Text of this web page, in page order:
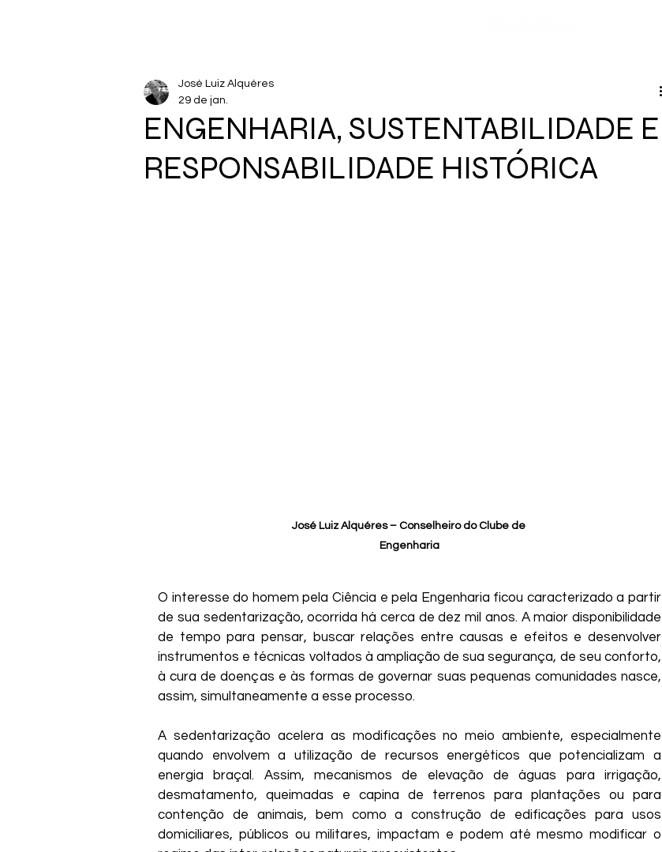
ENGENHARIA, SUSTENTABILIDADE E
RESPONSABILIDADE HISTÓRICA
José Luiz Alquéres
29 de jan.
José Luiz Alquéres – Conselheiro do Clube de
Engenharia
O interesse do homem pela Ciência e pela Engenharia ficou caracterizado a partir
de sua sedentarização, ocorrida há cerca de dez mil anos. A maior disponibilidade
de tempo para pensar, buscar relações entre causas e efeitos e desenvolver
instrumentos e técnicas voltados à ampliação de sua segurança, de seu conforto,
à cura de doenças e às formas de governar suas pequenas comunidades nasce,
assim, simultaneamente a esse processo.
A sedentarização acelera as modificações no meio ambiente, especialmente
quando envolvem a utilização de recursos energéticos que potencializam a
energia braçal. Assim, mecanismos de elevação de águas para irrigação,
desmatamento, queimadas e capina de terrenos para plantações ou para
contenção de animais, bem como a construção de edificações para usos
domiciliares, públicos ou militares, impactam e podem até mesmo modificar o